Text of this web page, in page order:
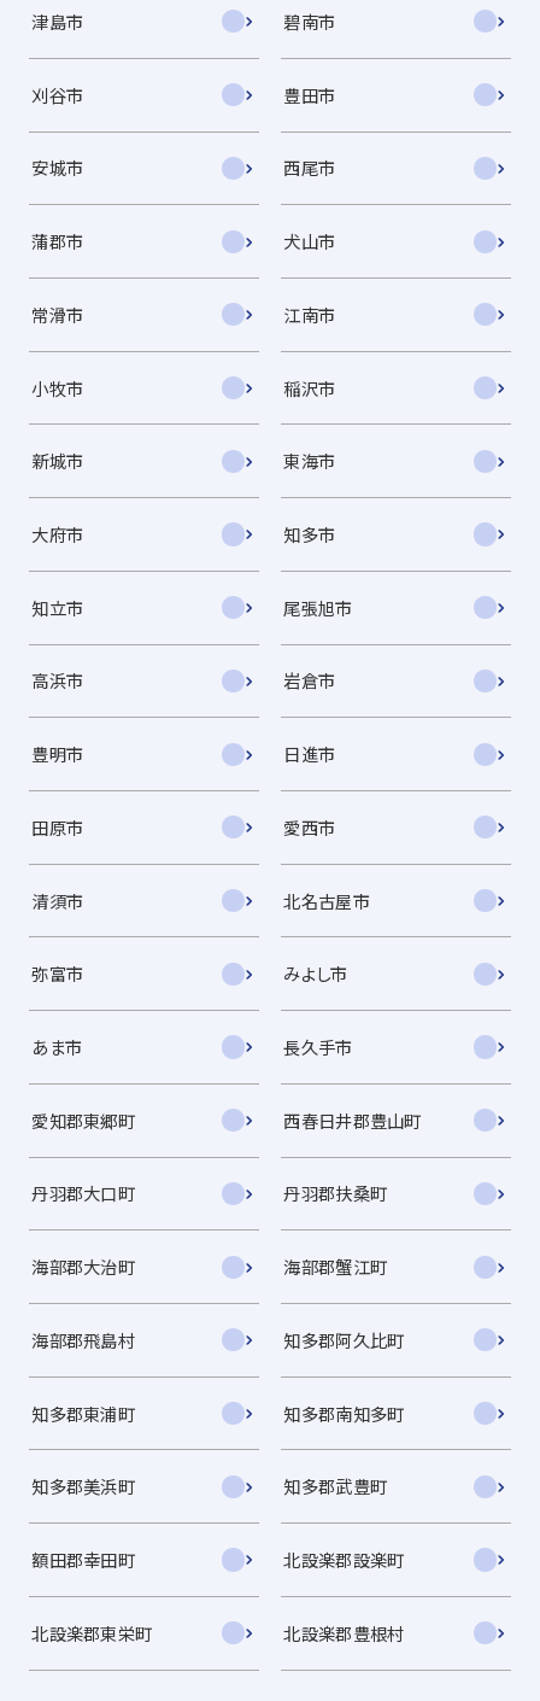
津島市 碧南市
刈谷市 豊田市
安城市 西尾市
蒲郡市 犬山市
常滑市 江南市
小牧市 稲沢市
新城市 東海市
大府市 知多市
知立市 尾張旭市
高浜市 岩倉市
豊明市 日進市
田原市 愛西市
清須市 北名古屋市
弥富市 みよし市
あま市 長久手市
愛知郡東郷町 西春日井郡豊山町
丹羽郡大口町 丹羽郡扶桑町
海部郡大治町 海部郡蟹江町
海部郡飛島村 知多郡阿久比町
知多郡東浦町 知多郡南知多町
知多郡美浜町 知多郡武豊町
額田郡幸田町 北設楽郡設楽町
北設楽郡東栄町 北設楽郡豊根村